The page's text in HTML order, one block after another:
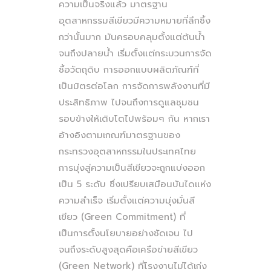
ความเป็นจริงแล้ว มาตรฐาน
อุตสาหกรรมสีเขียวมีความหมายที่ลึกซึ้ง
กว่านั้นมาก มันครอบคลุมตั้งแต่ต้นน้ำ
จนถึงปลายน้ำ เริ่มตั้งแต่กระบวนการจัด
ซื้อวัตถุดิบ การออกแบบผลิตภัณฑ์ที่
เป็นมิตรต่อโลก การจัดการพลังงานที่มี
ประสิทธิภาพ ไปจนถึงการดูแลชุมชน
รอบข้างให้เติบโตไปพร้อมๆ กัน หากเรา
อ้างอิงตามเกณฑ์มาตรฐานของ
กระทรวงอุตสาหกรรมในประเทศไทย
การมุ่งสู่ความเป็นสีเขียวจะถูกแบ่งออก
เป็น 5 ระดับ ซึ่งเปรียบเสมือนบันไดแห่ง
ความสำเร็จ เริ่มตั้งแต่ความมุ่งมั่นสี
เขียว (Green Commitment) ที่
เป็นการตั้งนโยบายอย่างชัดเจน ไป
จนถึงระดับสูงสุดคือเครือข่ายสีเขียว
(Green Network) ที่โรงงานไม่ได้เก่ง